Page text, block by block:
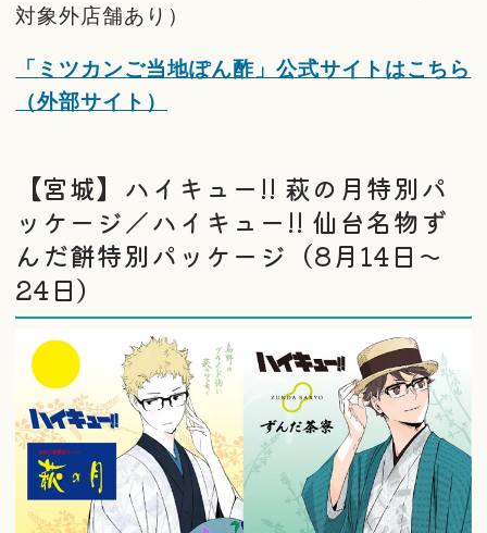
対象外店舗あり）
「ミツカンご当地ぽん酢」公式サイトはこちら
（外部サイト）
【宮城】ハイキュー!! 萩の月特別パ
ッケージ／ハイキュー!! 仙台名物ず
んだ餅特別パッケージ（8月14日～
24日）